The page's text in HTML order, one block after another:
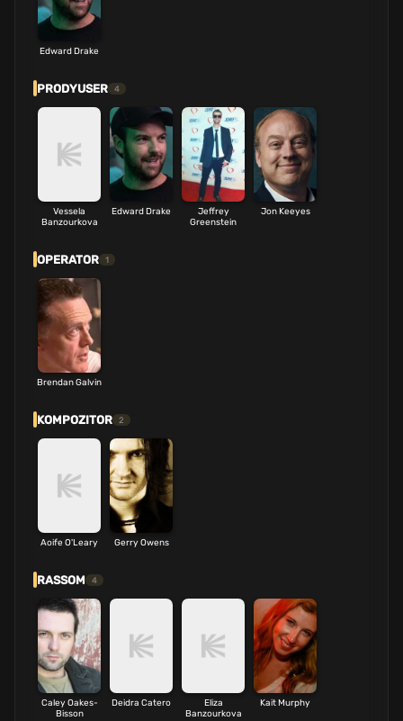
Edward Drake
PRODYUSER 4
Vessela
Banzourkova
Edward Drake
Jeffrey
Greenstein
Jon Keeyes
OPERATOR 1
Brendan Galvin
KOMPOZITOR 2
Aoife O'Leary Gerry Owens
RASSOM 4
Caley Oakes-
Bisson
Deidra Catero
Eliza
Banzourkova
Kait Murphy